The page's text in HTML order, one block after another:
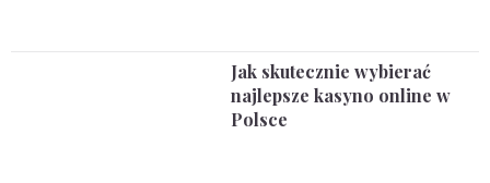
Jak skutecznie wybierać
najlepsze kasyno online w
Polsce